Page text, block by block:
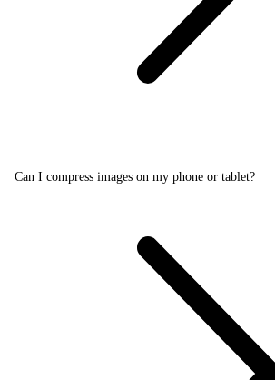
Can I compress images on my phone or tablet?